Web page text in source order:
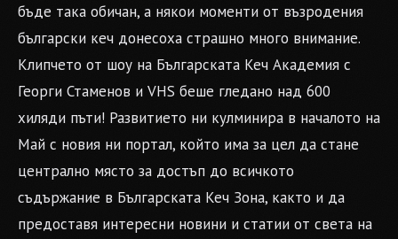
бъде така обичан, а някои моменти от възродения
български кеч донесоха страшно много внимание.
Клипчето от шоу на Българската Кеч Академия с
Георги Стаменов и VHS беше гледано над 600
хиляди пъти! Развитието ни кулминира в началото на
Май с новия ни портал, който има за цел да стане
централно място за достъп до всичкото
съдържание в Българската Кеч Зона, както и да
предоставя интересни новини и статии от света на